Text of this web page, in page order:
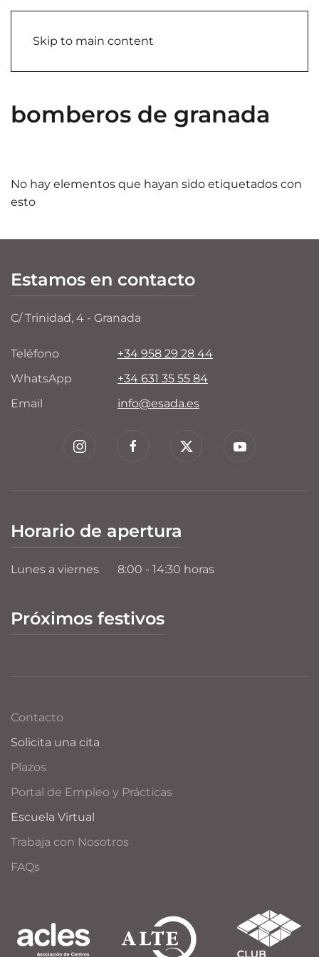
Skip to main content
bomberos de granada
No hay elementos que hayan sido etiquetados con
esto
Estamos en contacto
C/ Trinidad, 4 - Granada
Teléfono
+34 958 29 28 44
WhatsApp
+34 631 35 55 84
Email
info@esada.es
Horario de apertura
Lunes a viernes 8:00 - 14:30 horas
Próximos festivos
Contacto
Solicita una cita
Plazos
Portal de Empleo y Prácticas
Escuela Virtual
Trabaja con Nosotros
FAQs